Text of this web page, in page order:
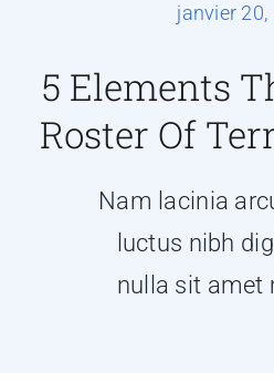
Consultations
janvier 20,
5 Elements
Roster Of
Nam lacinia
luctus nibh
nulla sit amet